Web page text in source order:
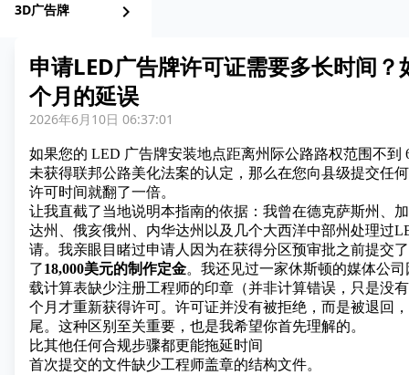
3D广告牌 chevron_right
申请LED广告牌许可证需要多长时间？
个月的延误
2026年6月10日 06:37:01
如果您的 LED 广告牌安装地点距离州际公路路权范围不到
未获得联邦公路美化法案的认定，那么在您向县级提交任
许可时间就翻了一倍。
让我直截了当地说明本指南的依据：我曾在德克萨斯州、
达州、俄亥俄州、内华达州以及几个大西洋中部州处理过
请。我亲眼目睹过申请人因为在获得分区预审批之前提交
了18,000美元的制作定金。我还见过一家休斯顿的媒体公
载计算表缺少注册工程师的印章（并非计算错误，只是没
个月才重新获得许可。许可证并没有被拒绝，而是被退回
尾。这种区别至关重要，也是我希望你首先理解的。
比其他任何合规步骤都更能拖延时间
首次提交的文件缺少工程师盖章的结构文件。